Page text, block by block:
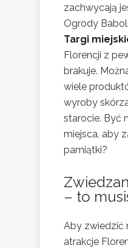
zachwycają
Ogrody
Targi
Florencji z
brakuje.
wiele
wyroby
starocie. Być
miejsca, aby
pamiątki?
– to
Aby zwiedzić
atrakcje